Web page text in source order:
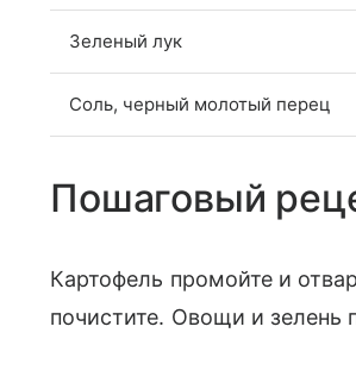
Зеленый лук
Соль, черный молотый перец
Пошаговый
Картофель промойте и
почистите. Овощи и зелень